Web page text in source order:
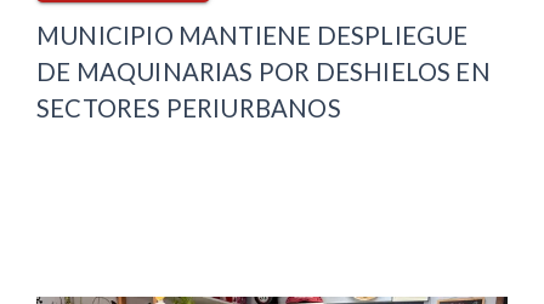
MUNICIPIO MANTIENE DESPLIEGUE
DE MAQUINARIAS POR DESHIELOS EN
SECTORES PERIURBANOS